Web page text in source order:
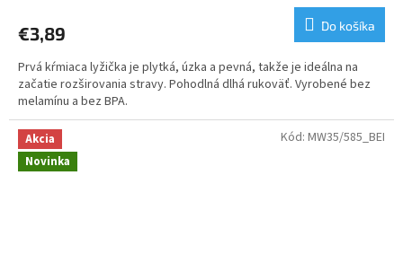
€3,89 Do košíka
Prvá kŕmiaca lyžička je plytká, úzka a pevná, takže je ideálna na
začatie rozširovania stravy. Pohodlná dlhá rukoväť. Vyrobené bez
melamínu a bez BPA.
Akcia
Novinka
Kód: MW35/585_BEI